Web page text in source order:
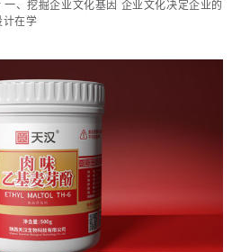
、挖掘企业文化基因 企业文化决定企业的
计在学